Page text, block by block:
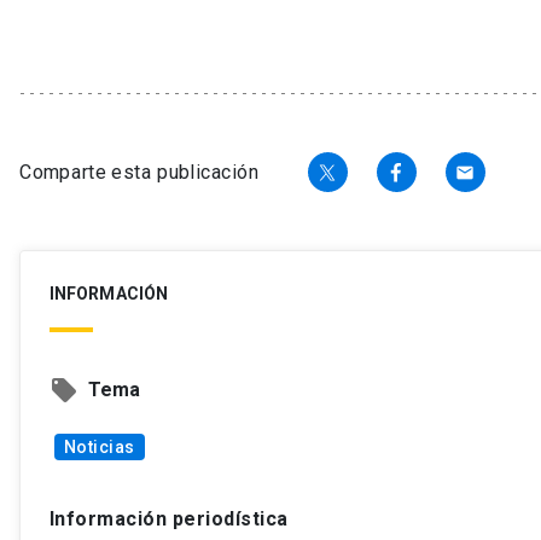
Comparte esta publicación email
INFORMACIÓN
local_offer Tema
Noticias
Información periodística